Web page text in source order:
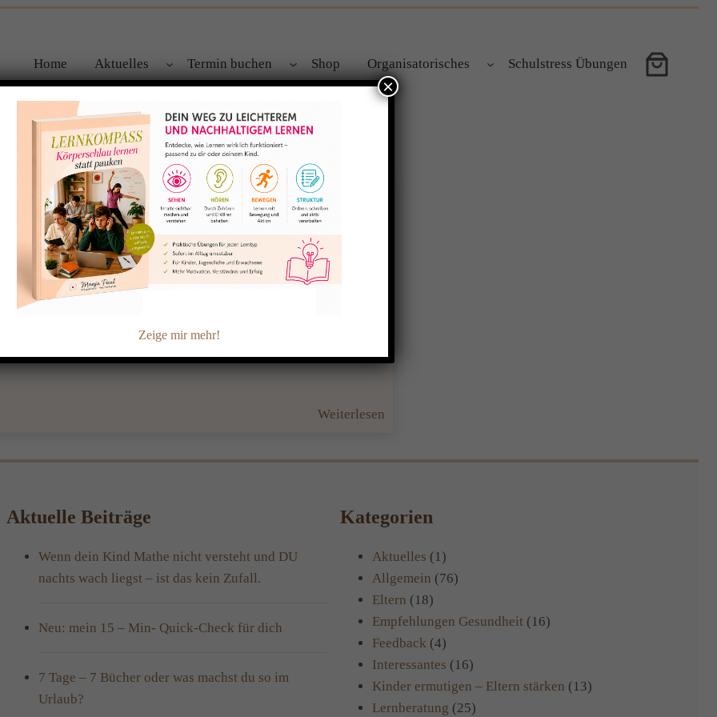
Home Aktuelles Termin buchen Shop Organisatorisches Schulstress Übungen
leicht(er) gemacht!
Kind schwer? Damit bist du nicht allein und ich habe ein paar
euch erleichtern werden! 1. Bitte dein Kind auf einer Kopie die
die er / sie betonen will,…
Weiterlesen
leicht(er)
Aktuelle Beiträge
Wenn dein Kind Mathe nicht versteht und DU
nachts wach liegst – ist das kein Zufall.
Neu: mein 15 – Min- Quick-Check für dich
7 Tage – 7 Bücher oder was machst du so im
Urlaub?
Kategorien
Aktuelles (1)
Allgemein (76)
Eltern (18)
Empfehlungen Gesundheit(16)
Feedback (4)
Interessantes (16)
Kinder ermutigen – Eltern stärken (13)
Lernberatung (25)
Zeige mir mehr!
×